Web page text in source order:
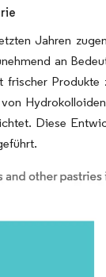
Jahren
an
Diese